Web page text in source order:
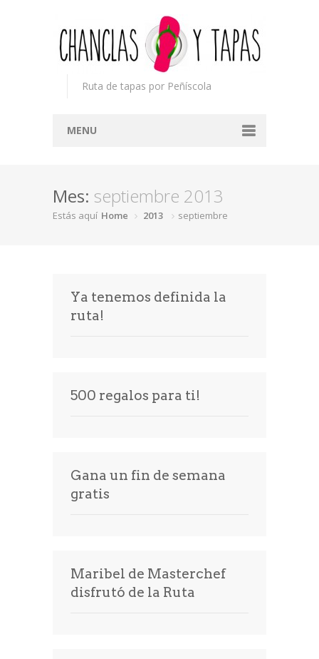
Ruta de tapas por Peñíscola
MENU
Concurso
Participantes
Premios
Mes: septiembre 2013
Estás aquí Home 2013 septiembre
Ya tenemos definida la
ruta!
500 regalos para ti!
Gana un fin de semana
gratis
Maribel de Masterchef
disfrutó de la Ruta